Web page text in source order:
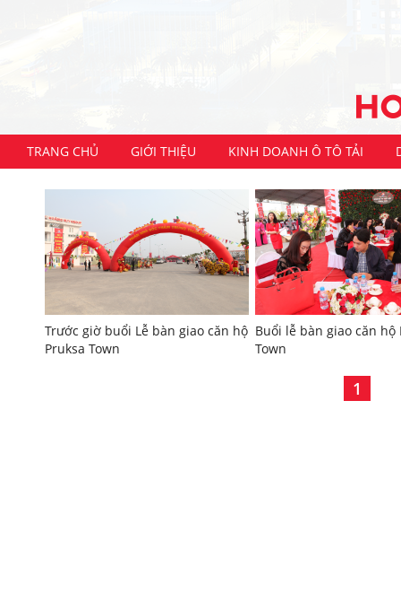
TRANG CHỦ GIỚI THIỆU KINH DOANH Ô TÔ TẢI
Trước giờ buổi Lễ bàn giao căn hộ
Pruksa Town
Buổi lễ bàn giao căn hộ
Town
1